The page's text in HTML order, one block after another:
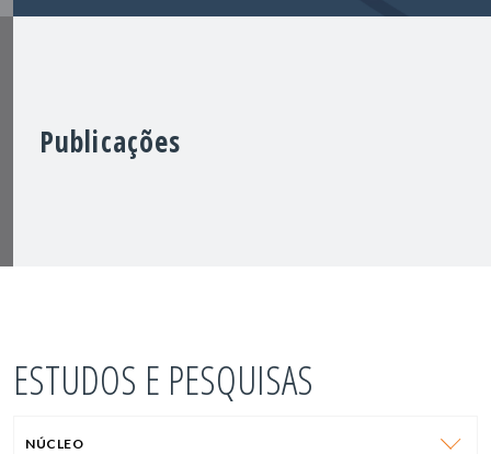
Publicações
ESTUDOS E PESQUISAS
NÚCLEO